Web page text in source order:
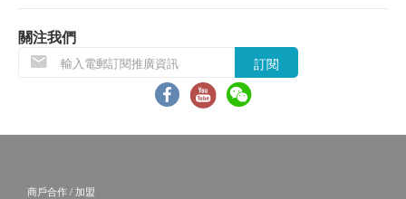
查詢熱線: 25527685
關注我們
訂閱
商戶合作 / 加盟